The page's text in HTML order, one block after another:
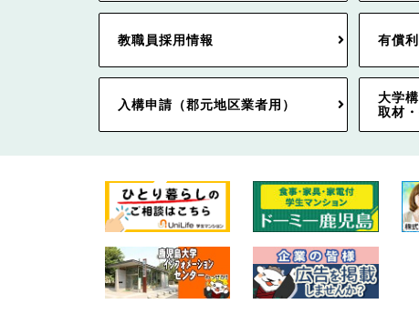
教職員採用情報 有償
入構申請（郡元地区業者用）
大学
取材